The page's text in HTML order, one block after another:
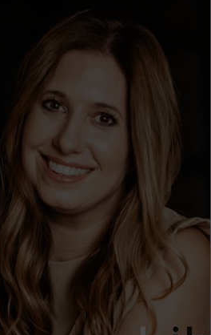
akkor működik, ha jól van felújítva
a bérleti díjak a ponthatárhirdetés
után az egyetemi városokban
Krisztust szépítette meg: minket leplezett le
Ahol köszönnek, ott még van város
a Tetris boldogabbá tesz, mint a szerelem
Létezik tökéletes élet: Truman is elhitte
a zseni, aki belenézett a saját koponyájába
Ki akarsz törni. De miből?
Az öregség nem csak ránc?